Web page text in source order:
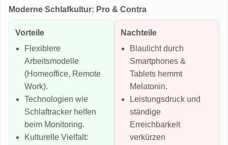
Moderne Schlafkultur: Pro & Contra
Vorteile
Flexiblere
Arbeitsmodelle
(Homeoffice, Remote
Work).
Technologien wie
Schlaftracker helfen
beim Monitoring.
Kulturelle Vielfalt:
Nachteile
Blaulicht durch
Smartphones &
Tablets hemmt
Melatonin.
Leistungsdruck und
ständige
Erreichbarkeit
verkürzen